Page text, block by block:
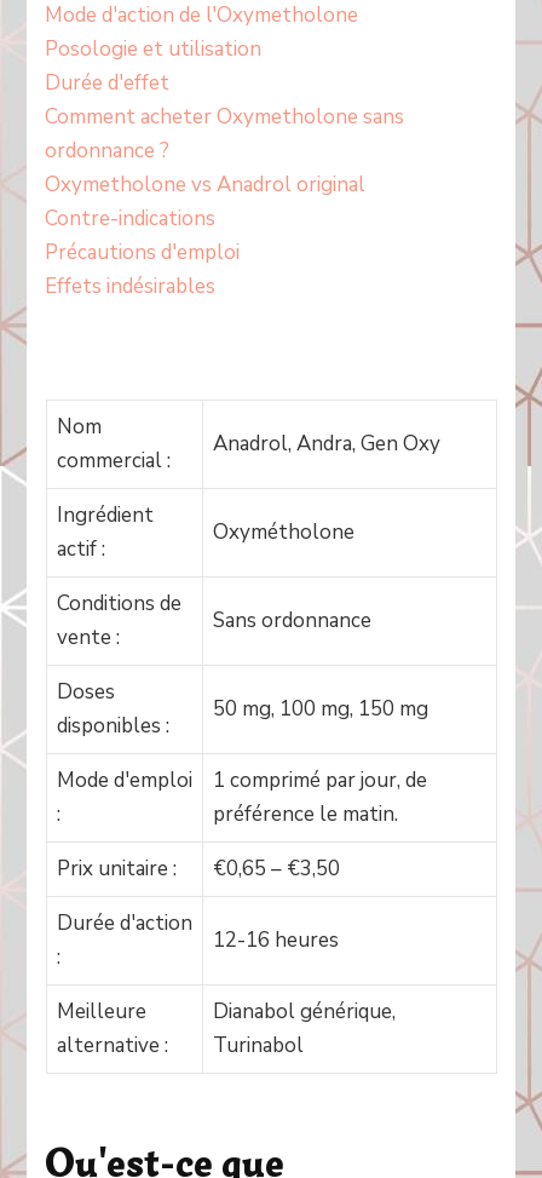
Mode d'action de l'Oxymetholone
Posologie et utilisation
Durée d'effet
Comment acheter Oxymetholone sans
ordonnance ?
Oxymetholone vs Anadrol original
Contre-indications
Précautions d'emploi
Effets indésirables
Nom
commercial :
Anadrol, Andra, Gen Oxy
Ingrédient
actif :
Oxymétholone
Conditions de
vente :
Sans ordonnance
Doses
disponibles :
50 mg, 100 mg, 150 mg
Mode d'emploi
:
1 comprimé par jour, de
préférence le matin.
Prix unitaire :
€0,65 – €3,50
Durée d'action
:
12-16 heures
Meilleure
alternative :
Dianabol générique,
Turinabol
Qu'est-ce que